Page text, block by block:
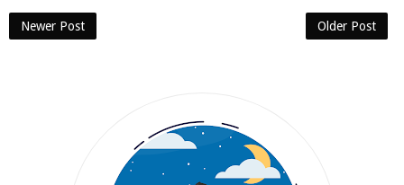
Newer Post Older Post